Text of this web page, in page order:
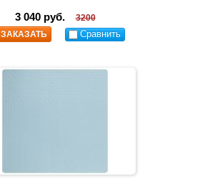
3 040 руб.
3200
ЗАКАЗАТЬ
Сравнить